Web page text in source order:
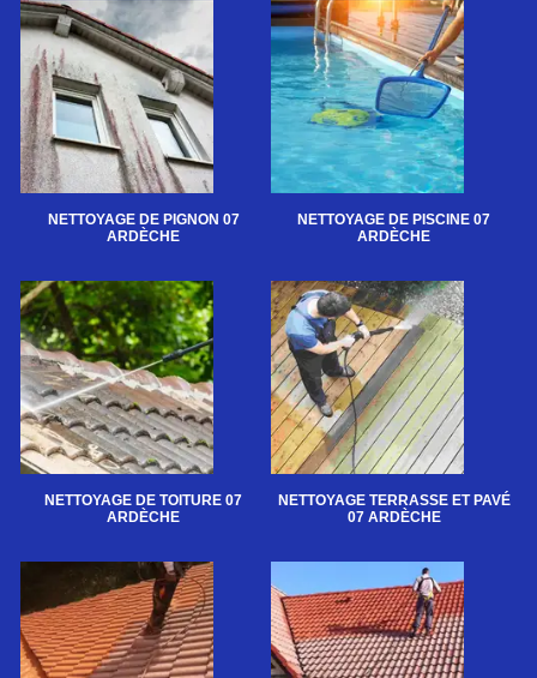
NETTOYAGE DE PIGNON 07
ARDÈCHE
NETTOYAGE DE PISCINE 07
ARDÈCHE
NETTOYAGE DE TOITURE 07
ARDÈCHE
NETTOYAGE TERRASSE ET PAVÉ
07 ARDÈCHE